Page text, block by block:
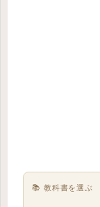
📚 教科書を選ぶ